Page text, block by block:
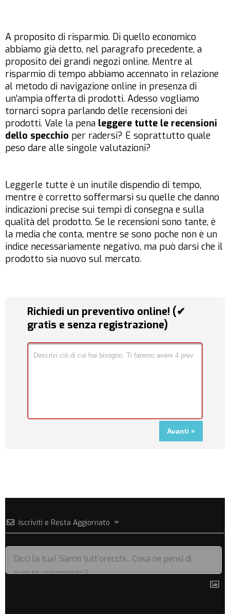
A proposito di risparmio. Di quello economico
abbiamo già detto, nel paragrafo precedente, a
proposito dei grandi negozi online. Mentre al
risparmio di tempo abbiamo accennato in relazione
al metodo di navigazione online in presenza di
un’ampia offerta di prodotti. Adesso vogliamo
tornarci sopra parlando delle recensioni dei
prodotti. Vale la pena leggere tutte le recensioni
dello specchio per radersi? E soprattutto quale
peso dare alle singole valutazioni?
Leggerle tutte è un inutile dispendio di tempo,
mentre è corretto soffermarsi su quelle che danno
indicazioni precise sui tempi di consegna e sulla
qualità del prodotto. Se le recensioni sono tante, è
la media che conta, mentre se sono poche non è un
indice necessariamente negativo, ma può darsi che il
prodotto sia nuovo sul mercato.
Richiedi un preventivo online! (✔
gratis e senza registrazione)
Iscriviti e Resta Aggiornato